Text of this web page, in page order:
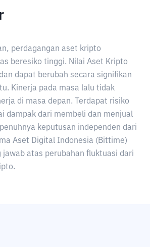
perdagangan aset kripto
beresiko tinggi. Nilai Aset Kripto
dapat berubah secara signifikan
Kinerja pada masa lalu tidak
di masa depan. Terdapat risiko
dampak dari membeli dan menjual
keputusan independen dari
Aset Digital Indonesia (Bittime)
atas perubahan fluktuasi dari